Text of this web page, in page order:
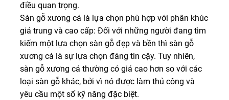
điều quan trọng.
Sàn gỗ xương cá là lựa chọn phù hợp với phân khúc
giá trung và cao cấp: Đối với những người đang tìm
kiếm một lựa chọn sàn gỗ đẹp và bền thì sàn gỗ
xương cá là sự lựa chọn đáng tin cậy. Tuy nhiên,
sàn gỗ xương cá thường có giá cao hơn so với các
loại sàn gỗ khác, bởi vì nó được làm thủ công và
yêu cầu một số kỹ năng đặc biệt.